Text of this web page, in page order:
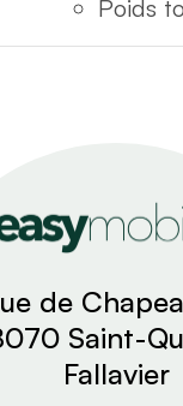
Poids
de
Saint-
Fallavier